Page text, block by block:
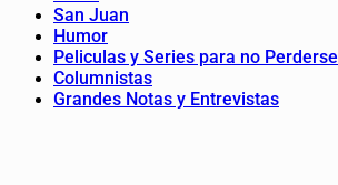
San Juan
Humor
Peliculas y Series para no Perderse
Columnistas
Grandes Notas y Entrevistas